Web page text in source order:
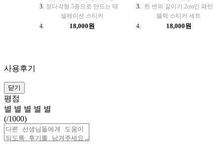
정다각형 5종으로 만드는 테
셀레이션 스티커
18,000원
한 변의 길이가 2cm인 패턴
블럭 스티커 세트
18,000원
사용후기
닫기
평점
별 별 별 별 별
(/1000)